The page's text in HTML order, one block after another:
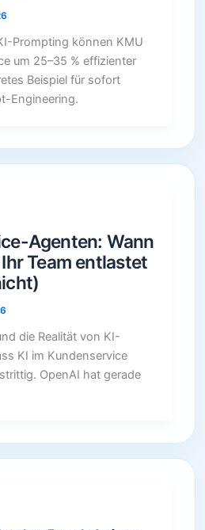
Prompting können KMU
um 25–35 % effizienter
Beispiel für sofort
Engineering.
Agenten: Wann
Team entlastet
die Realität von KI-
KI im Kundenservice
OpenAI hat gerade